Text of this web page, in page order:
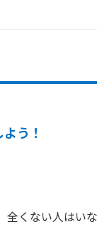
う！
くない人はいな